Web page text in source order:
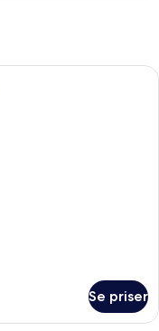
med en stor säng, ett
Se priser